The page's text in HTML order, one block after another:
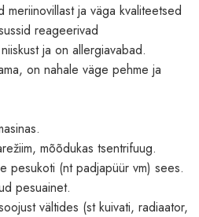
meriinovillast ja väga kvaliteetsed
reageerivad
ja on allergiavabad.
on nahale väge pehme ja
mõõdukas tsentrifuug.
pesukoti (nt padjapüür vm) sees.
pesuainet.
vältides (st kuivati, radiaator,